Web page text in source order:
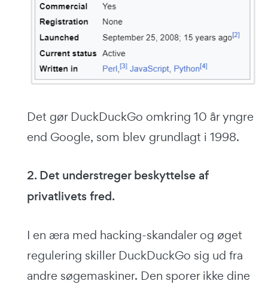
Det gør DuckDuckGo omkring 10 år yngre
end Google, som blev grundlagt i 1998.
2. Det understreger beskyttelse af
privatlivets fred.
I en æra med hacking-skandaler og øget
regulering skiller DuckDuckGo sig ud fra
andre søgemaskiner. Den sporer ikke dine